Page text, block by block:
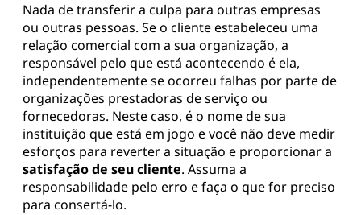
Nada de transferir a culpa para outras empresas
ou outras pessoas. Se o cliente estabeleceu uma
relação comercial com a sua organização, a
responsável pelo que está acontecendo é ela,
independentemente se ocorreu falhas por parte de
organizações prestadoras de serviço ou
fornecedoras. Neste caso, é o nome de sua
instituição que está em jogo e você não deve medir
esforços para reverter a situação e proporcionar a
satisfação de seu cliente. Assuma a
responsabilidade pelo erro e faça o que for preciso
para consertá-lo.